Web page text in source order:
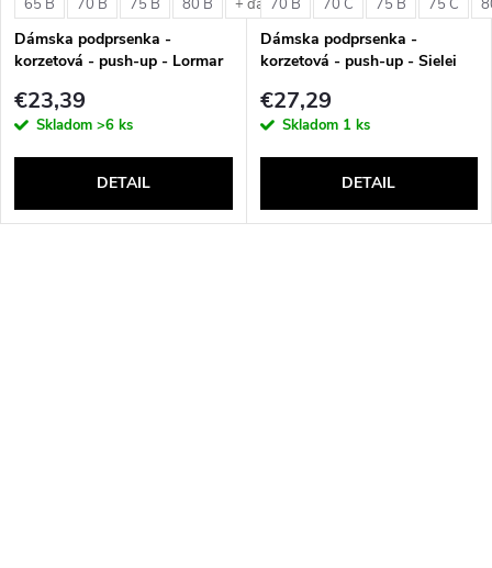
65 B 70 B 75 B 80 B + ďalšie
Dámska podprsenka -
korzetová - push-up - Lormar
€23,39
Skladom >6 ks
DETAIL
70 B 70 C 75 B 75 C
Dámska podprsenka -
korzetová - push-up - Sielei
€27,29
Skladom 1 ks
DETAIL